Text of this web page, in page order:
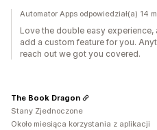
Automator Apps odpowiedział(a) 14
Love the double easy
add a custom feature for you.
reach out we got you covered.
The Book Dragon
Stany Zjednoczone
Około miesiąca korzystania z aplikacji